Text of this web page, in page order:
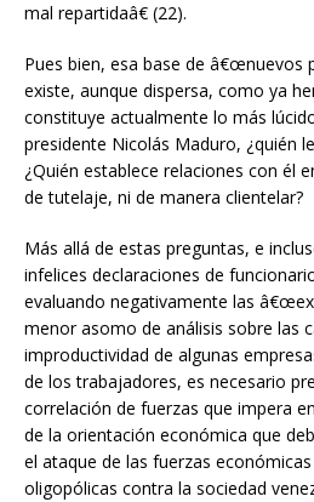
mal repartidaâ€ (22).
Pues bien, esa base de â€œnuevos
existe, aunque dispersa, como ya
constituye actualmente lo más
presidente Nicolás Maduro, ¿quién
¿Quién establece relaciones con él
de tutelaje, ni de manera clientelar?
Más allá de estas preguntas, e
infelices declaraciones de
evaluando negativamente las
menor asomo de análisis sobre las
improductividad de algunas
de los trabajadores, es necesario
correlación de fuerzas que impera
de la orientación económica que
el ataque de las fuerzas
oligopólicas contra la sociedad